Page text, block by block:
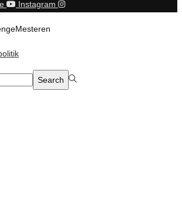
Instagram
Search